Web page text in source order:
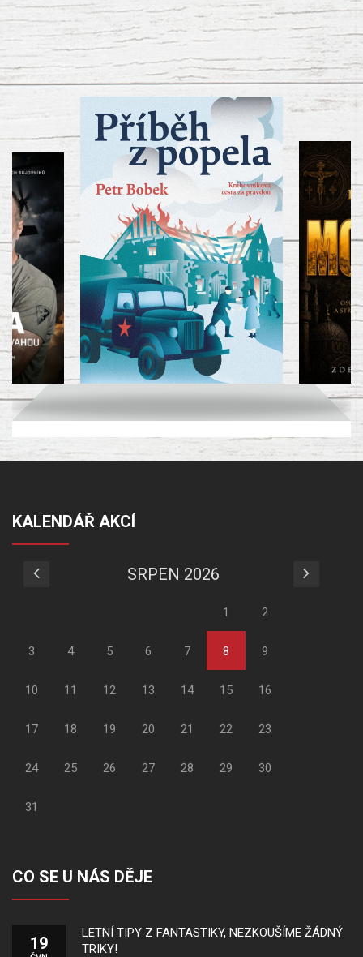
KALENDÁŘ AKCÍ
SRPEN 2026
1 2
3 4 5 6 7 8 9
10 11 12 13 14 15 16
17 18 19 20 21 22 23
24 25 26 27 28 29 30
31
CO SE U NÁS DĚJE
19
LETNÍ TIPY Z FANTASTIKY, NEZKOUŠÍME ŽÁDNÝ
TRIKY!